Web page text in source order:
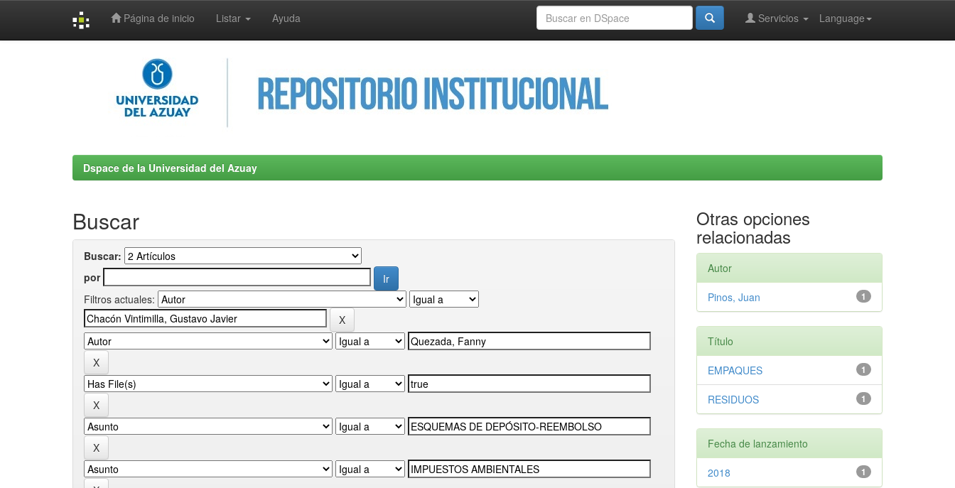
Página de inicio Listar Ayuda Language
Servicios
Dspace de la Universidad del Azuay
Buscar
Buscar:
por
Filtros actuales:
Otras opciones
relacionadas
Autor
1
Pinos, Juan
Título
1
EMPAQUES
1
RESIDUOS
Fecha de lanzamiento
1
2018